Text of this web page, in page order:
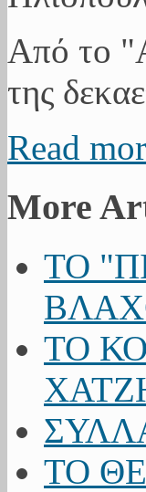
Από το
της
Read
More
ΤΟ
ΤΟ
ΤΟ